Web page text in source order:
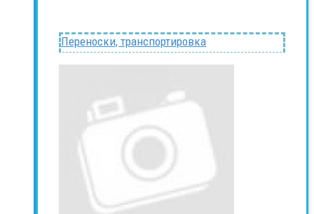
Переноски, транспортировка